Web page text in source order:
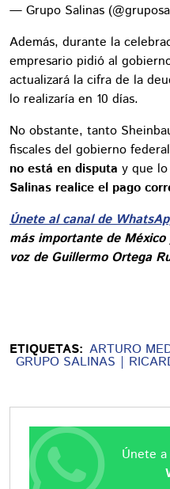
— Grupo Salinas
Además, durante la
empresario pidió al
actualizará la cifra de la
lo realizaría en 10 días.
No obstante, tanto
fiscales del gobierno
no está en disputa y que
Salinas realice el pago
Únete al canal de
más importante de
voz de Guillermo Ortega
ETIQUETAS: ARTURO
GRUPO SALINAS
Únete